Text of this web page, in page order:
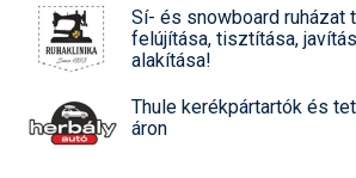
Sí- és snowboard ruházat
felújítása, tisztítása,
alakítása!
Thule kerékpártartók és
áron